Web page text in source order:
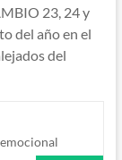
23, 24 y
del año en el
del